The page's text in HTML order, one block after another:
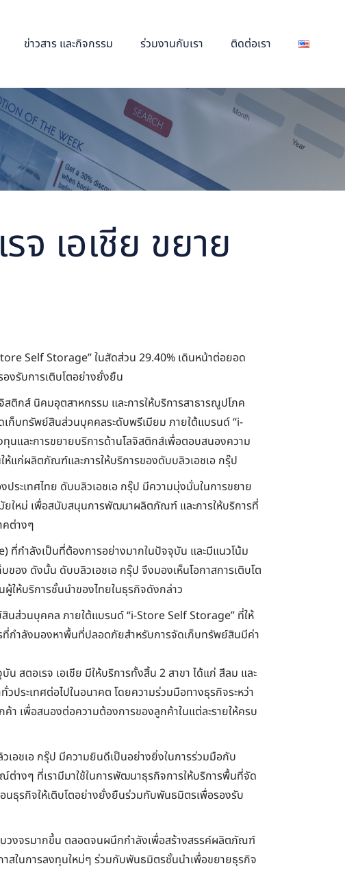
ข่าวสาร และกิจกรรม ร่วมงานกับเรา ติดต่อเรา
จ เอเชีย ขยาย
Self Storage” ในสัดส่วน 29.40% เดินหน้าต่อยอด
งรับการเติบโตอย่างยั่งยืน
ติกส์ นิคมอุตสาหกรรม และการให้บริการสาธารณูปโภค
ดเก็บทรัพย์สินส่วนบุคคลระดับพรีเมียม ภายใต้แบรนด์ “i-
นและการขยายบริการด้านโลจิสติกส์เพื่อตอบสนองความ
แก่ผลิตภัณฑ์และการให้บริการของดับบลิวเอชเอ กรุ๊ป
ระเทศไทย ดับบลิวเอชเอ กรุ๊ป มีความมุ่งมั่นในการขยาย
ยใหม่ เพื่อสนับสนุนการพัฒนาผลิตภัณฑ์ และการให้บริการที่
คต่างๆ
ที่กำลังเป็นที่ต้องการอย่างมากในปัจจุบัน และมีแนวโน้ม
อง ดังนั้น ดับบลิวเอชเอ กรุ๊ป จึงมองเห็นโอกาสการเติบโต
ให้บริการชั้นนำของไทยในธุรกิจดังกล่าว
นส่วนบุคคล ภายใต้แบรนด์ “i-Store Self Storage” ที่ให้
กำลังมองหาพื้นที่ปลอดภัยสำหรับการจัดเก็บทรัพย์สินมีค่า
สตอเรจ เอเชีย มีให้บริการทั้งสิ้น 2 สาขา ได้แก่ สีลม และ
ประเทศต่อไปในอนาคต โดยความร่วมมือทางธุรกิจระหว่า
า เพื่อสนองต่อความต้องการของลูกค้าในแต่ละรายให้ครบ
เอชเอ กรุ๊ป มีความยินดีเป็นอย่างยิ่งในการร่วมมือกับ
ต่างๆ ที่เรามีมาใช้ในการพัฒนาธุรกิจการให้บริการพื้นที่จัด
ธุรกิจให้เติบโตอย่างยั่งยืนร่วมกับพันธมิตรเพื่อรองรับ
วงจรมากขึ้น ตลอดจนผนึกกำลังเพื่อสร้างสรรค์ผลิตภัณฑ์
สในการลงทุนใหม่ๆ ร่วมกับพันธมิตรชั้นนำเพื่อขยายธุรกิจ